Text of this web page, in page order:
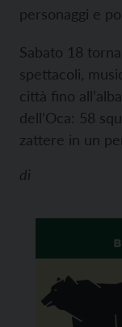
personaggi e
Sabato 18
spettacoli,
città fino
dell’Oca: 58
zattere in un
di